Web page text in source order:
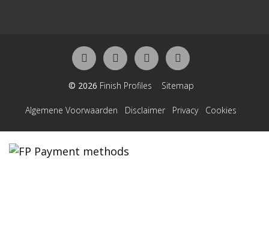
© 2026 Finish Profiles Sitemap
Algemene Voorwaarden Disclaimer Privacy Cookies